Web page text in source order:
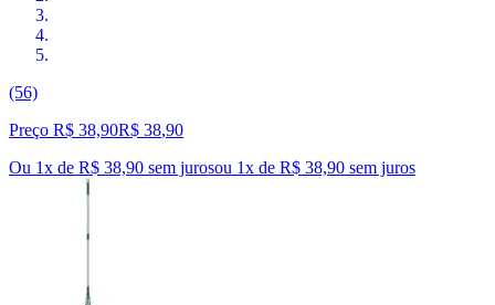
(56)
Preço R$ 38,90R$ 38,90
Ou 1x de R$ 38,90 sem jurosou 1x de R$ 38,90 sem juros